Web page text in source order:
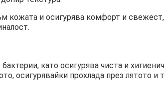
кожата и осигурява комфорт и свежест,
като осигурява чиста и
осигурявайки прохлада през лятото и